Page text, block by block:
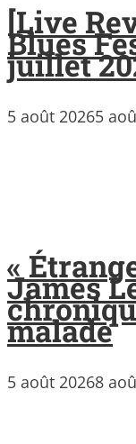
[Live
Blues
juillet
5 août 20265
«
James
malade
5 août 20268